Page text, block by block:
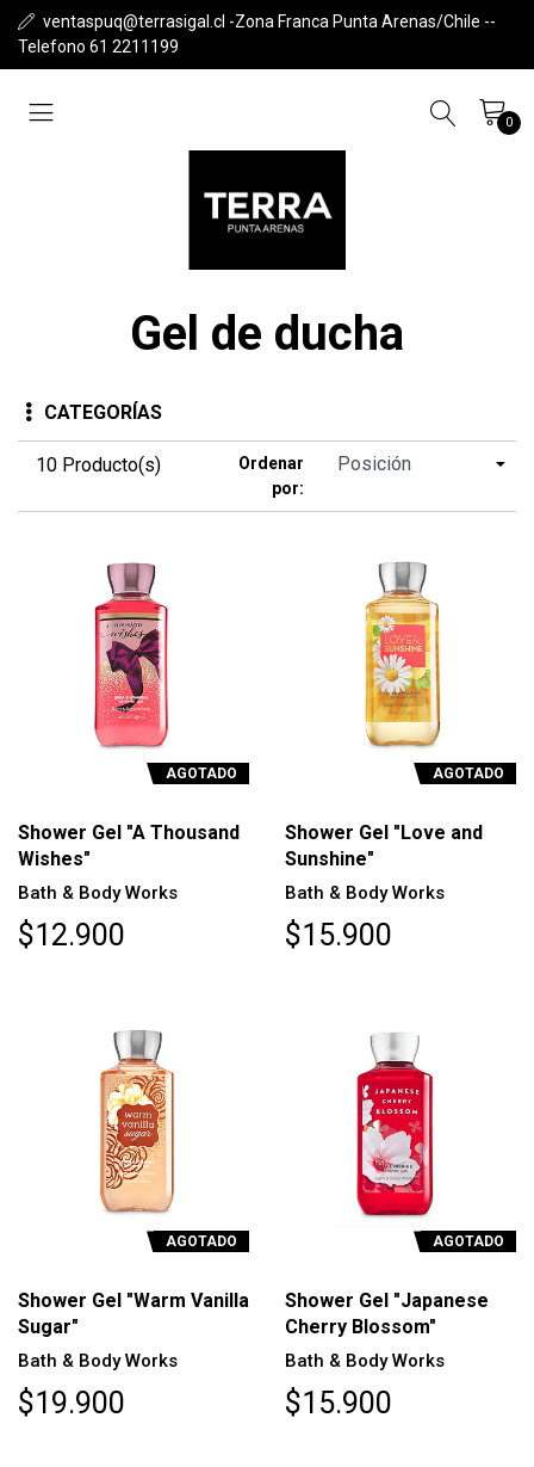
ventaspuq@terrasigal.cl -Zona Franca Punta Arenas/Chile --
Telefono 61 2211199
0
Gel de ducha
CATEGORÍAS
10 Producto(s)
Ordenar
por:
AGOTADO
Shower Gel "A Thousand
Wishes"
Bath & Body Works
$12.900
AGOTADO
Shower Gel "Love and
Sunshine"
Bath & Body Works
$15.900
AGOTADO
Shower Gel "Warm Vanilla
Sugar"
Bath & Body Works
$19.900
AGOTADO
Shower Gel "Japanese
Cherry Blossom"
Bath & Body Works
$15.900